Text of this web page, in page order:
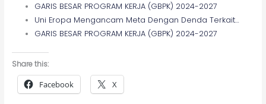
GARIS BESAR PROGRAM KERJA (GBPK) 2024-2027
Uni Eropa Mengancam Meta Dengan Denda Terkait…
GARIS BESAR PROGRAM KERJA (GBPK) 2024-2027
Share this:
Facebook X